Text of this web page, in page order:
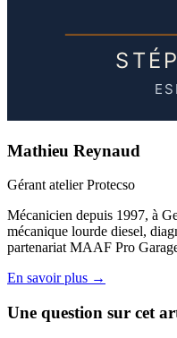
Mathieu Reynaud
Gérant atelier Protecso
Mécanicien depuis 1997, à
mécanique lourde diesel,
partenariat MAAF Pro
En savoir plus →
Une question sur cet